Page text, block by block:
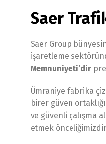
Saer
Saer Group
işaretleme
Memnuniyeti’dir
Ümraniye fabrika
birer güven
ve güvenli çalışma
etmek